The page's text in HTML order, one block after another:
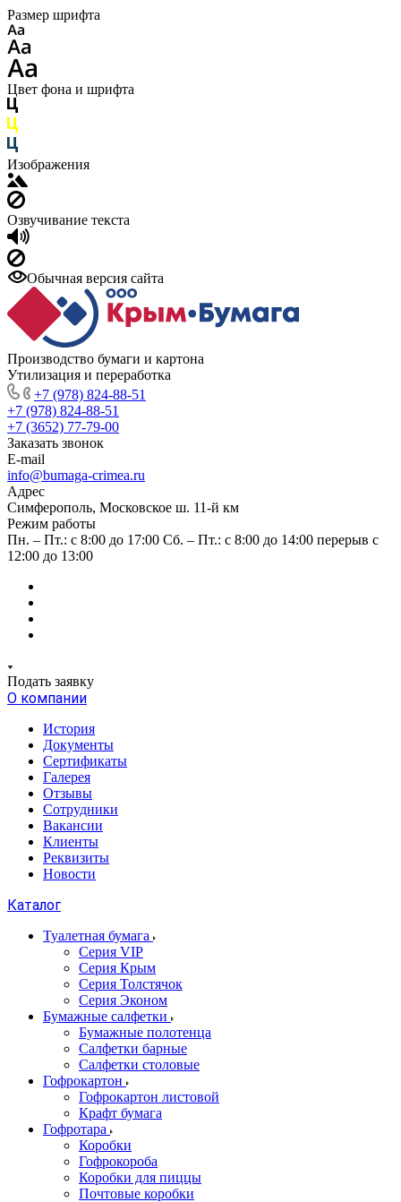
Размер шрифта
Цвет фона и шрифта
Изображения
Озвучивание текста
Обычная версия сайта
Производство бумаги и картона
Утилизация и переработка
+7 (978) 824-88-51
+7 (978) 824-88-51
+7 (3652) 77-79-00
Заказать звонок
E-mail
info@bumaga-crimea.ru
Адрес
Симферополь, Московское ш. 11-й км
Режим работы
Пн. – Пт.: с 8:00 до 17:00 Сб. – Пт.: с 8:00 до 14:00 перерыв с
12:00 до 13:00
Подать заявку
О компании
История
Документы
Сертификаты
Галерея
Отзывы
Сотрудники
Вакансии
Клиенты
Реквизиты
Новости
Каталог
Туалетная бумага
Серия VIP
Серия Крым
Серия Толстячок
Серия Эконом
Бумажные салфетки
Бумажные полотенца
Салфетки барные
Салфетки столовые
Гофрокартон
Гофрокартон листовой
Крафт бумага
Гофротара
Коробки
Гофрокороба
Коробки для пиццы
Почтовые коробки